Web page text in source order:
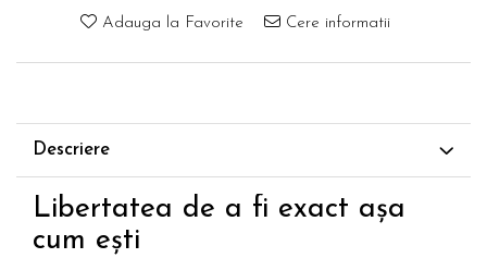
Adauga la Favorite Cere informatii
Descriere
Libertatea de a fi exact așa
cum ești